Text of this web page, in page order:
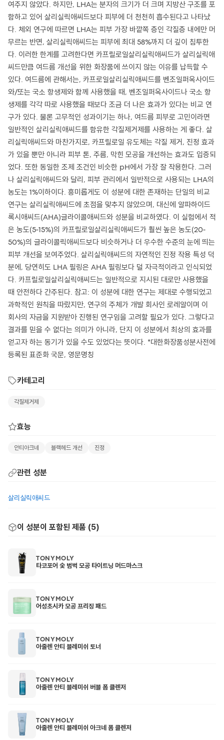
여주지 않았다. 하지만, LHA는 분자의 크기가 더 크며 지방산 구조를 포
함하고 있어 살리실릭애씨드보다 피부에 더 천천히 흡수된다고 나타났
다. 체외 연구에 따르면 LHA는 피부 가장 바깥쪽 층인 각질층 내에만 머
무르는 반면, 살리실릭애씨드는 피부에 최대 58%까지 더 깊이 침투한
다. 이러한 한계를 고려한다면 카프릴로일살리실릭애씨드가 살리실릭애
씨드만큼 여드름 개선을 위한 화장품에 쓰이지 않는 이유를 납득할 수
있다. 여드름에 관해서는, 카프로일살리실릭애씨드를 벤조일퍼옥사이드
와/또는 국소 항생제와 함께 사용했을 때, 벤조일퍼옥사이드나 국소 항
생제를 각각 따로 사용했을 때보다 조금 더 나은 효과가 있다는 비교 연
구가 있다. 물론 고무적인 성과이기는 하나, 여드름 피부로 고민이라면
일반적인 살리실릭애씨드를 함유한 각질제거제를 사용하는 게 좋다. 살
리실릭애씨드와 마찬가지로, 카프릴로일 유도체는 각질 제거, 진정 효과
가 있을 뿐만 아니라 피부 톤, 주름, 막힌 모공을 개선하는 효과도 입증되
었다. 또한 동일한 조제 조건인 비슷한 pH에서 가장 잘 작용한다. 그러
나 살리실릭애씨드와 달리, 피부 관리에서 일반적으로 사용되는 LHA의
농도는 1%이하이다. 흥미롭게도 이 성분에 대한 존재하는 단일의 비교
연구는 살리실릭애씨드에 초점을 맞추지 않았으며, 대신에 알파하이드
록시애씨드(AHA)글라이콜애씨드와 성분을 비교하였다. 이 실험에서 적
은 농도(5-15%)의 카프릴로일살리실릭애씨드가 훨씬 높은 농도(20-
50%)의 글라이콜릭애씨드보다 비슷하거나 더 우수한 수준의 눈에 띄는
피부 개선을 보여주었다. 살리실릭애씨드의 자연적인 진정 작용 특성 덕
분에, 당연히도 LHA 필링은 AHA 필링보다 덜 자극적이라고 인식되었
다. 카프릴로일살리실릭애씨드는 일반적으로 지시된 대로만 사용했을
때 안전하다 간주된다. 참고: 이 성분에 대한 연구는 제대로 수행되었고
과학적인 원칙을 따랐지만, 연구의 주체가 개발 회사인 로레알이며 이
회사의 자금을 지원받아 진행된 연구임을 고려할 필요가 있다. 그렇다고
결과를 믿을 수 없다는 의미가 아니라, 단지 이 성분에서 최상의 효과를
얻고자 하는 동기가 있을 수도 있었다는 뜻이다. *대한화장품성분사전에
등록된 표준화 국문, 영문명칭
카테고리
각질제거제
효능
안티아크네 블랙헤드 개선 진정
관련 성분
살리실릭애씨드
이 성분이 포함된 제품 (5)
TONYMOLY
타코포어 숯 범벅 모공 타이트닝 머드마스크
TONYMOLY
어성초시카 모공 프리징 패드
TONYMOLY
아줄렌 안티 블레미쉬 토너
TONYMOLY
아줄렌 안티 블레미쉬 버블 폼 클렌저
TONYMOLY
아줄렌 안티 블레미쉬 아크네 폼 클렌저